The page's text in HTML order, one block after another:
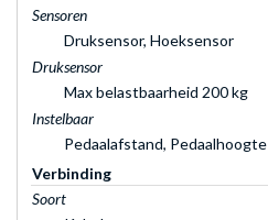
Sensoren
Druksensor, Hoeksensor
Druksensor
Max belastbaarheid 200 kg
Instelbaar
Pedaalafstand, Pedaalhoogte
Verbinding
Soort